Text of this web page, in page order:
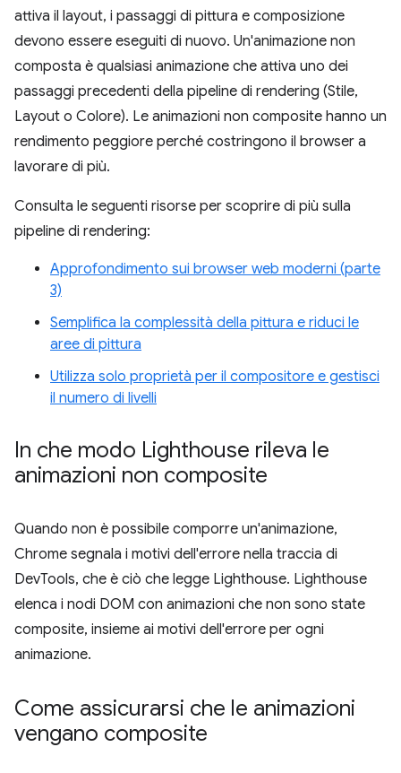
attiva il layout, i passaggi di pittura e composizione
devono essere eseguiti di nuovo. Un'animazione non
composta è qualsiasi animazione che attiva uno dei
passaggi precedenti della pipeline di rendering (Stile,
Layout o Colore). Le animazioni non composite hanno un
rendimento peggiore perché costringono il browser a
lavorare di più.
Consulta le seguenti risorse per scoprire di più sulla
pipeline di rendering:
Approfondimento sui browser web moderni (parte
3)
Semplifica la complessità della pittura e riduci le
aree di pittura
Utilizza solo proprietà per il compositore e gestisci
il numero di livelli
In che modo Lighthouse rileva le
animazioni non composite
Quando non è possibile comporre un'animazione,
Chrome segnala i motivi dell'errore nella traccia di
DevTools, che è ciò che legge Lighthouse. Lighthouse
elenca i nodi DOM con animazioni che non sono state
composite, insieme ai motivi dell'errore per ogni
animazione.
Come assicurarsi che le animazioni
vengano composite